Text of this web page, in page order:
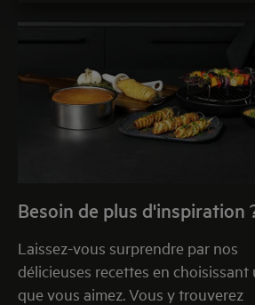
Sortez la terrine du plat rempli
supplément de glace et arrosez le
soit imprégné
laissez refroidir le
Imprimer cette page
Besoin de plus d'inspiration
Laissez-vous surprendre par nos
délicieuses recettes en choisissant
que vous aimez. Vous y trouverez